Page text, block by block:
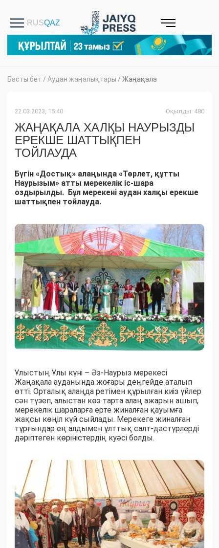
Басты бет / Аудан жаңалықтары / Жаңақала
22.03.2023, 15:40 Оқылды: 480
ЖАҢАҚАЛА ХАЛҚЫ НАУРЫЗДЫ
ЕРЕКШЕ ШАТТЫҚПЕН
ТОЙЛАУДА
Бүгін «Достық» алаңында «Төрлет, құтты
Наурызым» атты мерекелік іс-шара
оздырылды. Бұл мерекені аудан халқы ерекше
шаттықпен тойлауда.
Ұлыстың Ұлы күні – Әз-Наурыз мерекесі
Жаңақала ауданында жоғары деңгейде аталып
өтті. Орталық алаңда ретімен құрылған киіз үйлер
сән түзеп, алыстан көз тарта алаң ажарын ашып,
мерекелік шараларға ерте жиналған қауымға
жақсы көңіл күй сыйлады. Мерекеге жиналған
тұрғындар ең алдымен ұлттық салт-дәстүрлерді
дәріптеген көріністердің куәсі болды.